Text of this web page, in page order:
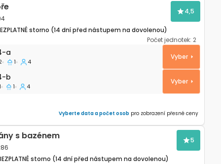
4,5
storno (14 dní před nástupem na dovolenou)
Počet jednotek: 2
Verunić, Dugi otok A-8104-a
a
1 4
Vyber
b
b
1 4
Vyber
Vyberte data a počet osob pro zobrazení přesné ceny
s bazénem 5
storno (14 dní před nástupem na dovolenou)